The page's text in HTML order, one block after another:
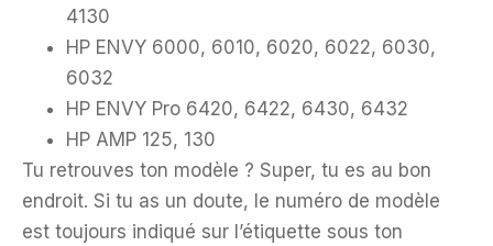
4130
HP ENVY 6000, 6010, 6020, 6022, 6030,
6032
HP ENVY Pro 6420, 6422, 6430, 6432
HP AMP 125, 130
Tu retrouves ton modèle ? Super, tu es au bon
endroit. Si tu as un doute, le numéro de modèle
est toujours indiqué sur l’étiquette sous ton